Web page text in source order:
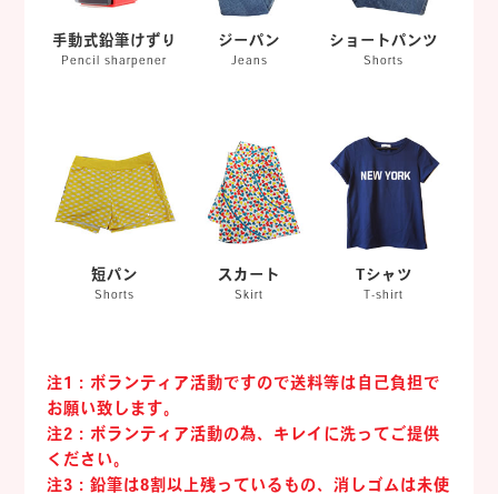
手動式鉛筆けずり
Pencil sharpener
ジーパン
Jeans
ショートパンツ
Shorts
短パン
Shorts
スカート
Skirt
Tシャツ
T-shirt
注1：ボランティア活動ですので送料等は自己負担で
お願い致します。
注2：ボランティア活動の為、キレイに洗ってご提供
ください。
注3：鉛筆は8割以上残っているもの、消しゴムは未使